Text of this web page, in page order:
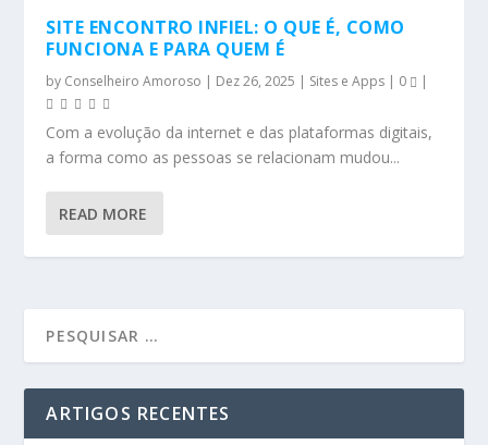
SITE ENCONTRO INFIEL: O QUE É, COMO
FUNCIONA E PARA QUEM É
by Conselheiro Amoroso | Dez 26, 2025 | Sites e Apps | 0 |
Com a evolução da internet e das plataformas digitais,
a forma como as pessoas se relacionam mudou...
READ MORE
ARTIGOS RECENTES